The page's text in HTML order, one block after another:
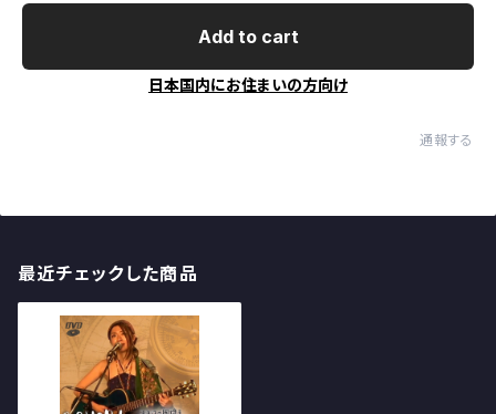
Add to cart
日本国内にお住まいの方向け
通報する
最近チェックした商品